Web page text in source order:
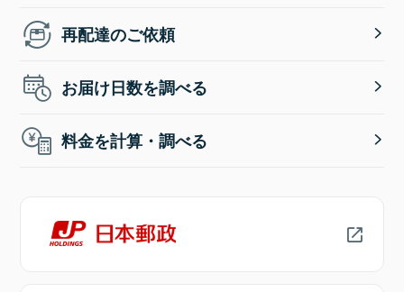
再配達のご依頼
お届け日数を調べる
料金を計算・調べる